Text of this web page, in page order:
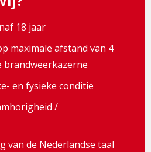
18 jaar
maximale afstand van 4
brandweerkazerne
en fysieke conditie
/
van de Nederlandse taal